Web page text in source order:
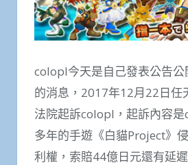
colopl今天是自己發表公告公
的消息，2017年12月22日任
法院起訴colopl，起訴內容
多年的手遊《白貓Project》
利權，索賠44億日元還有延